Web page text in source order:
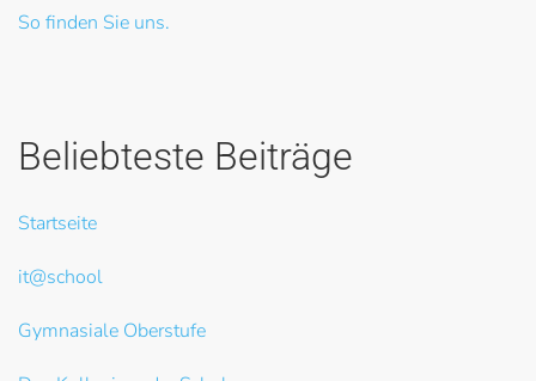
So finden Sie uns.
Beliebteste Beiträge
Startseite
it@school
Gymnasiale Oberstufe